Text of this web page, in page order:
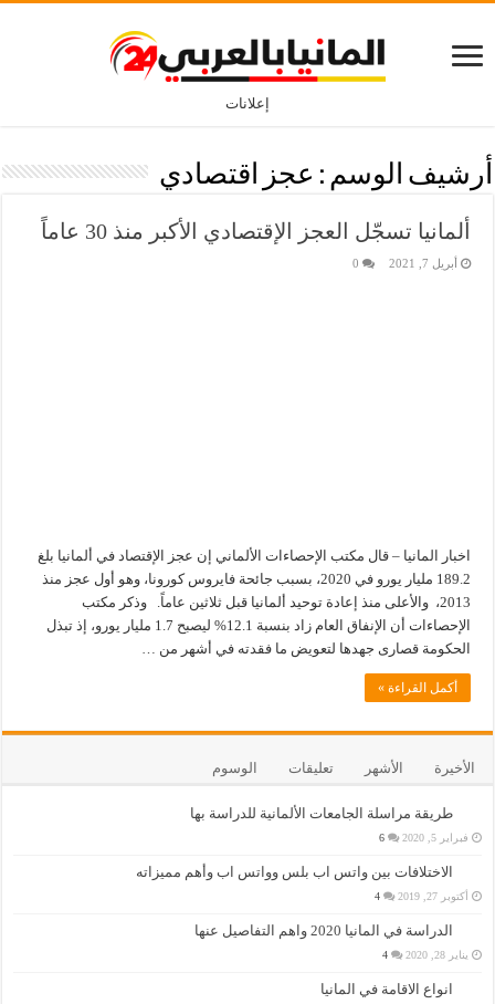
إعلانات
أرشيف الوسم : عجز اقتصادي
ألمانيا تسجّل العجز الإقتصادي الأكبر منذ 30 عاماً
أبريل 7, 2021 0
اخبار المانيا – قال مكتب الإحصاءات الألماني إن عجز الإقتصاد في ألمانيا بلغ
189.2 مليار يورو في 2020، بسبب جائحة فايروس كورونا، وهو أول عجز منذ
2013، والأعلى منذ إعادة توحيد ألمانيا قبل ثلاثين عاماً. وذكر مكتب
الإحصاءات أن الإنفاق العام زاد بنسبة 12.1% ليصبح 1.7 مليار يورو، إذ تبذل
الحكومة قصارى جهدها لتعويض ما فقدته في أشهر من …
أكمل القراءة »
الأخيرة الأشهر تعليقات الوسوم
طريقة مراسلة الجامعات الألمانية للدراسة بها
فبراير 5, 2020 6
الاختلافات بين واتس اب بلس وواتس اب وأهم مميزاته
أكتوبر 27, 2019 4
الدراسة في المانيا 2020 واهم التفاصيل عنها
يناير 28, 2020 4
انواع الاقامة في المانيا